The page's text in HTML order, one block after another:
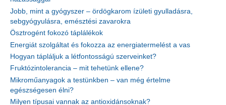
Jobb, mint a gyógyszer – ördögkarom ízületi gyulladásra,
sebgyógyulásra, emésztési zavarokra
Ösztrogént fokozó táplálékok
Energiát szolgáltat és fokozza az energiatermelést a vas
Hogyan tápláljuk a létfontosságú szerveinket?
Fruktózintolerancia – mit tehetünk ellene?
Mikroműanyagok a testünkben – van még értelme
egészségesen élni?
Milyen típusai vannak az antioxidánsoknak?